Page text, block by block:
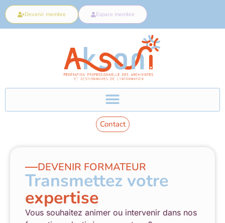
Devenir membre Espace membre
Contact
DEVENIR FORMATEUR
Transmettez votre
expertise
Vous souhaitez animer ou intervenir dans nos